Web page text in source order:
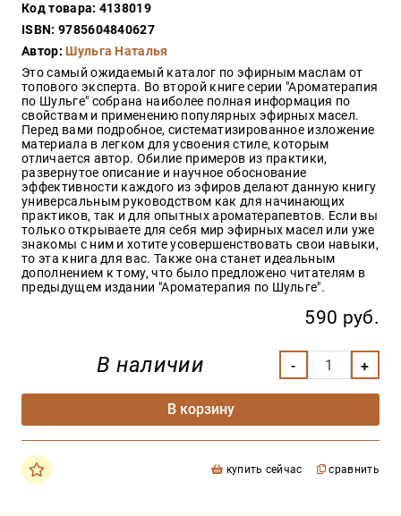
Код товара: 4138019
ISBN: 9785604840627
Автор:Шульга Наталья
Это самый ожидаемый каталог по эфирным маслам от
топового эксперта. Во второй книге серии "Ароматерапия
по Шульге" собрана наиболее полная информация по
свойствам и применению популярных эфирных масел.
Перед вами подробное, систематизированное изложение
материала в легком для усвоения стиле, которым
отличается автор. Обилие примеров из практики,
развернутое описание и научное обоснование
эффективности каждого из эфиров делают данную книгу
универсальным руководством как для начинающих
практиков, так и для опытных ароматерапевтов. Если вы
только открываете для себя мир эфирных масел или уже
знакомы с ним и хотите усовершенствовать свои навыки,
то эта книга для вас. Также она станет идеальным
дополнением к тому, что было предложено читателям в
предыдущем издании "Ароматерапия по Шульге".
590 руб.
В наличии
В корзину
купить сейчас сравнить
Красота
и
Оптовикам
Авторам
Контакты
Мероприятия
+7(499)
350-17-
79
Москва